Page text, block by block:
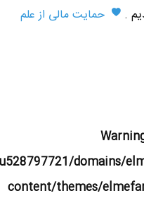
.
حمایت مالی از علم
domains/
content/themes/